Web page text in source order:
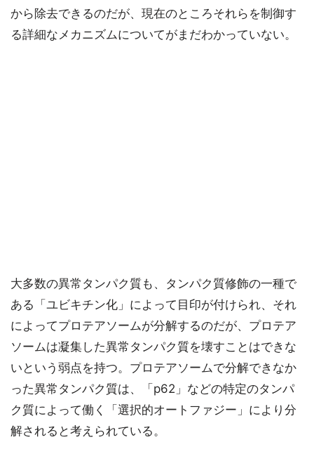
から除去できるのだが、現在のところそれらを制御す
る詳細なメカニズムについてがまだわかっていない。
大多数の異常タンパク質も、タンパク質修飾の一種で
ある「ユビキチン化」によって目印が付けられ、それ
によってプロテアソームが分解するのだが、プロテア
ソームは凝集した異常タンパク質を壊すことはできな
いという弱点を持つ。プロテアソームで分解できなか
った異常タンパク質は、「p62」などの特定のタンパ
ク質によって働く「選択的オートファジー」により分
解されると考えられている。